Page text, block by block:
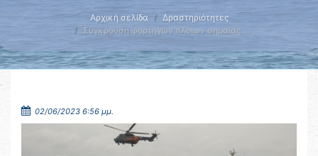
Αρχική σελίδα
Δραστηριότητες
Σύγκρουση φορτηγών πλοίων σημαίας …
02/06/2023 6:56 μμ.